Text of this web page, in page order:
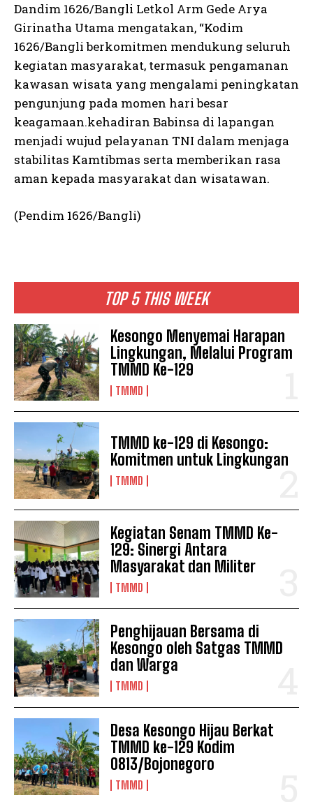
TOP 5 THIS WEEK
Kesongo Menyemai Harapan
Lingkungan, Melalui Program
TMMD Ke-129
TMMD
TMMD ke-129 di Kesongo:
Komitmen untuk Lingkungan
TMMD
Kegiatan Senam TMMD Ke-
129: Sinergi Antara
Masyarakat dan Militer
TMMD
Penghijauan Bersama di
Kesongo oleh Satgas TMMD
dan Warga
TMMD
Desa Kesongo Hijau Berkat
TMMD ke-129 Kodim
0813/Bojonegoro
TMMD
Dandim 1626/Bangli Letkol Arm Gede Arya
Girinatha Utama mengatakan, “Kodim
1626/Bangli berkomitmen mendukung seluruh
kegiatan masyarakat, termasuk pengamanan
kawasan wisata yang mengalami peningkatan
pengunjung pada momen hari besar
keagamaan.kehadiran Babinsa di lapangan
menjadi wujud pelayanan TNI dalam menjaga
stabilitas Kamtibmas serta memberikan rasa
aman kepada masyarakat dan wisatawan.
(Pendim 1626/Bangli)